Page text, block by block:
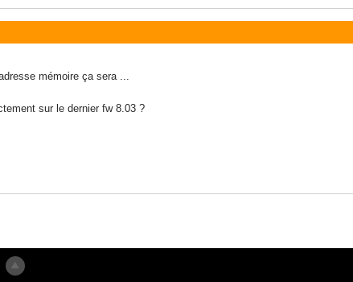
mémoire ça sera ...
sur le dernier fw 8.03 ?